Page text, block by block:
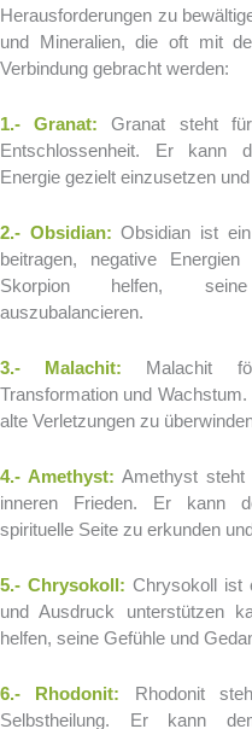
Herausforderungen zu
und Mineralien, die oft mit
Verbindung gebracht werden:
1.- Granat: Granat steht
Entschlossenheit. Er kann
Energie gezielt einzusetzen
2.- Obsidian: Obsidian ist
beitragen, negative
Skorpion helfen,
auszubalancieren.
3.- Malachit: Malachit
Transformation und
alte Verletzungen zu
4.- Amethyst: Amethyst steht
inneren Frieden. Er kann
spirituelle Seite zu erkunden
5.- Chrysokoll: Chrysokoll ist
und Ausdruck unterstützen
helfen, seine Gefühle und
6.- Rhodonit: Rhodonit
Selbstheilung. Er kann